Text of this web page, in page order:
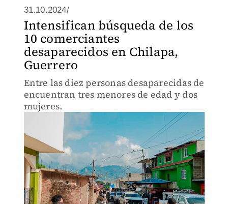
31.10.2024/
Intensifican búsqueda de los
10 comerciantes
desaparecidos en Chilapa,
Guerrero
Entre las diez personas desaparecidas de
encuentran tres menores de edad y dos
mujeres.